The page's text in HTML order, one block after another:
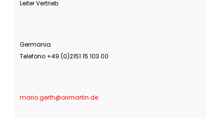
Leiter Vertrieb
Germania
Telefono +49 (0)2151 15 103 00
mario.gerth@orimartin.de